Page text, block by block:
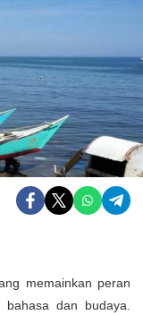
memainkan peran
dan budaya.